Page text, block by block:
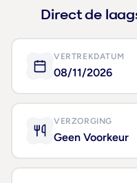
Direct de
VERTREKDATUM
08/11/2026
VERZORGING
Geen Voorkeur